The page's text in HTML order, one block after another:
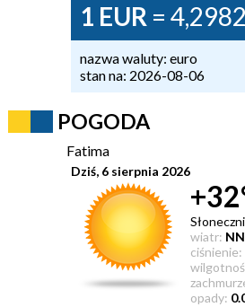
1 EUR =
nazwa waluty: euro
stan na: 2026-08-06
POGODA
Fatima
Dziś, 6 sierpnia 2026
wiatr:
ciśnienie:
opady: